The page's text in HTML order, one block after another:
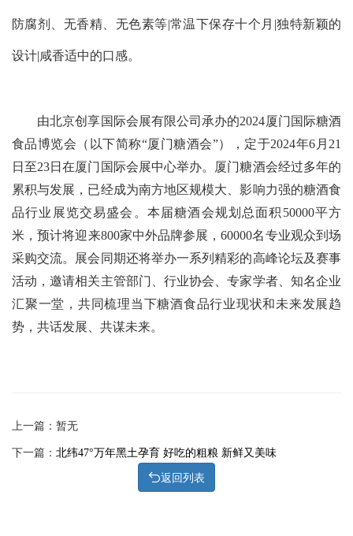
防腐剂、无香精、无色素等|常温下保存十个月 |独特新颖的
设计|咸香适中的口感。
由北京创享国际会展有限公司承办的2024厦门国际糖酒
食品博览会（以下简称“厦门糖酒会”），定于2024年6月21
日至23日在厦门国际会展中心举办。
厦门糖酒会经过多年的
累积与发展，已经成为南方地区规模大、影响力强的糖酒食
品行业展览交易盛会。本届糖酒会规划总面积50000平方
米，预计将迎来800家中外品牌参展，60000名专业观众到场
采购交流。展会同期还将举办一系列精彩的高峰论坛及赛事
活动，邀请相关主管部门、行业协会、专家学者、知名企业
汇聚一堂，共同梳理当下糖酒食品行业现状和未来发展趋
势，共话发展、共谋未来。
上一篇：暂无
下一篇： 北纬47°万年黑土孕育 好吃的粗粮 新鲜又美味
返回列表